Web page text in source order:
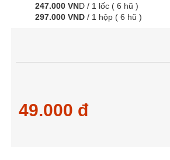
247.000 VND / 1 lốc ( 6 hũ )
297.000 VND/ 1 hộp ( 6 hũ )
49.000 đ